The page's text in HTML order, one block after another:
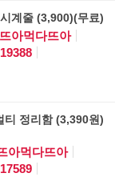
계줄 (3,900)(무료)
뜨아먹다뜨아
19388
정리함 (3,390원)
아먹다뜨아
17589